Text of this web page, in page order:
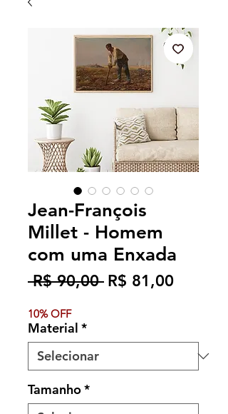
Jean-François
Millet - Homem
com uma Enxada
R$ 90,00 Preço
R$ 81,00Preço
10% OFF
Material *
Tamanho*